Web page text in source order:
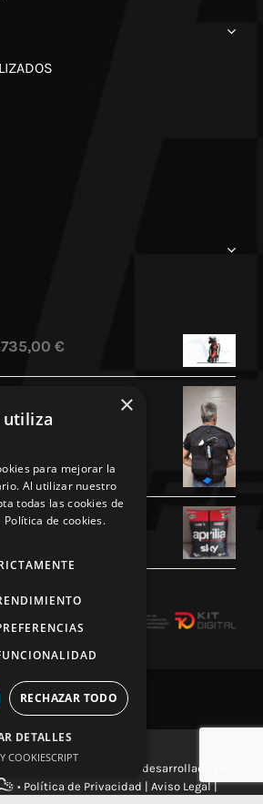
735,00 €
Aprilia Racing
Racing Protection • Web desarrollada por
• Política de Privacidad | Aviso Legal|
×
utiliza
para mejorar la
Al utilizar nuestro
todas las cookies de
de cookies.
RECHAZAR TODO
DETALLES
COOKIESCRIPT